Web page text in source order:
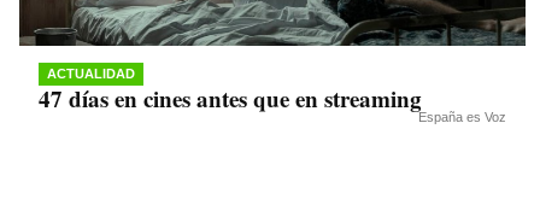
ACTUALIDAD
47 días en cines antes que en streaming
España es Voz